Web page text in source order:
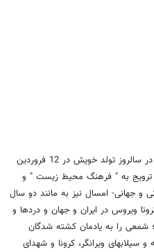
با این وجود، علیرغم کاشت یک نهال سبز در سالروز تولد خویش در 12 فروردین
و ترویج به " فرهنگ محیط زیست " و
و جهانی- امسال نیز به مانند دو سال
ویروس در ایران و جهان و دردها و
؛ شمعی را به یادمان کشته شدگان
و سیلابهای ویرانگر، کرونا و شهدای